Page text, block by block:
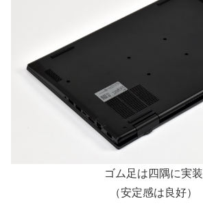
ゴム足は四隅に実装
（安定感は良好）